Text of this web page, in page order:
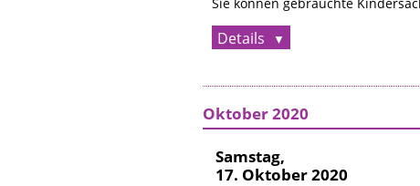
Details
Oktober 2020
Samstag,
17. Oktober 2020